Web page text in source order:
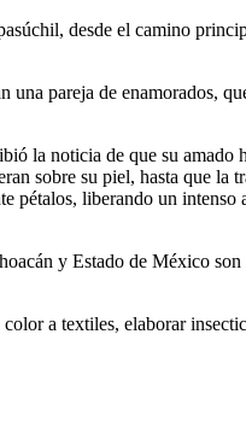
desde el camino
pareja de enamorados,
la noticia de que su
sobre su piel, hasta que
pétalos, liberando un
y Estado de México
a textiles, elaborar